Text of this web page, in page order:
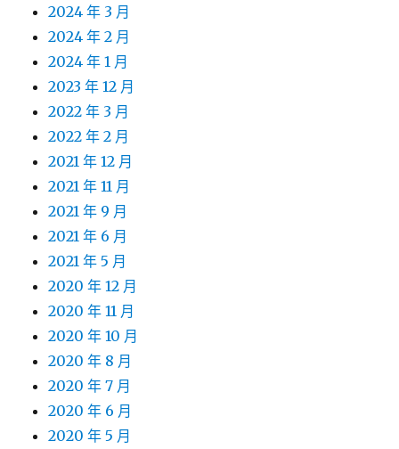
2024 年 3 月
2024 年 2 月
2024 年 1 月
2023 年 12 月
2022 年 3 月
2022 年 2 月
2021 年 12 月
2021 年 11 月
2021 年 9 月
2021 年 6 月
2021 年 5 月
2020 年 12 月
2020 年 11 月
2020 年 10 月
2020 年 8 月
2020 年 7 月
2020 年 6 月
2020 年 5 月